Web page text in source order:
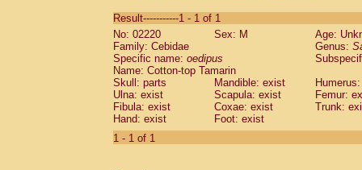
CebidaeSaguinus labiatus(0)
Cebidae Saguinus leucopus (0)
Cebidae
CebidaeSaguinus mystax
Cebidae Saguinus nigricollis (0)
Cebidae Saguinus oedipus
Cebidae Saguinus weddelli
Cebidae Saguinusspp.
Cebidae
Result-----------1 - 1 of 1
No: 02220
Sex: M
Age:
Family: Cebidae
Genus:
Specific name: oedipus
Name: Cotton-top Tamarin
Skull: parts
Mandible: exist
Ulna: exist
Scapula: exist
Femur:
Fibula: exist
Coxae: exist
Trunk:
Hand: exist
Foot: exist
1 - 1 of 1